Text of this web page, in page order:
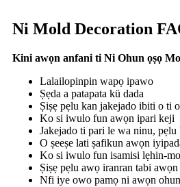
Ni Mold Decoration
Kini awọn anfani ti Ni Ohun ọṣọ
Lalailopinpin wapọ ipawo
Ṣẹda a patapata kü dada
Ṣiṣẹ pẹlu kan jakejado ibiti o ti
Ko si iwulo fun awọn ipari keji
Jakejado ti pari le wa ninu,
O ṣeeṣe lati ṣafikun awọn
Ko si iwulo fun isamisi lẹhin-
Ṣiṣẹ pẹlu awọ iranran tabi
Nfi iye owo pamọ ni awọn